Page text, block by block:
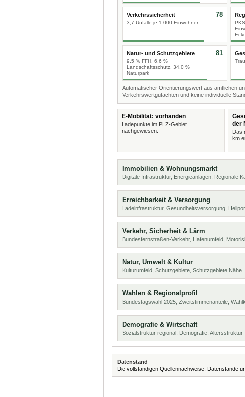
Verkehrssicherheit
3,7 Unfälle je 1.000 Einwohner
78
Natur- und Schutzgebiete
9,5 % FFH, 6,6 %
Landschaftsschutz, 34,0 %
Naturpark
81
Automatischer Orientierungswert aus amtlichen
Verkehrswertgutachten und keine individuelle
E-Mobilität: vorhanden
Ladepunkte im PLZ-Gebiet
nachgewiesen.
der
Das
km
Immobilien & Wohnungsmarkt
Digitale Infrastruktur, Energieanlagen, Regionale
Erreichbarkeit & Versorgung
Ladeinfrastruktur, Gesundheitsversorgung,
Verkehr, Sicherheit & Lärm
Bundesfernstraßen-Verkehr, Hafenumfeld,
Natur, Umwelt & Kultur
Kulturumfeld, Schutzgebiete, Schutzgebiete Nähe
Wahlen & Regionalprofil
Bundestagswahl 2025, Zweitstimmenanteile,
Demografie & Wirtschaft
Sozialstruktur regional, Demografie, Altersstruktur
Datenstand
Die vollständigen Quellennachweise, Datenstände